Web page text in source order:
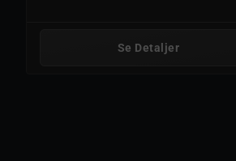
Se Detaljer